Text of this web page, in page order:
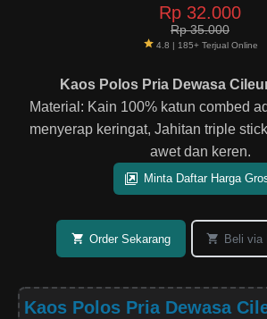
Rp 32.000
Rp 35.000
4.8 | 185+ Terjual Online
Kaos Polos Pria Dewasa
Material: Kain 100% katun combed
menyerap keringat, Jahitan triple
awet dan keren.
Minta Daftar Harga
Order Sekarang Beli via
Kaos Polos Pria Dewasa